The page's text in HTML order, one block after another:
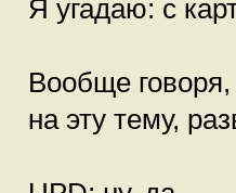
Я угадаю: с
Вообще
на эту тему,